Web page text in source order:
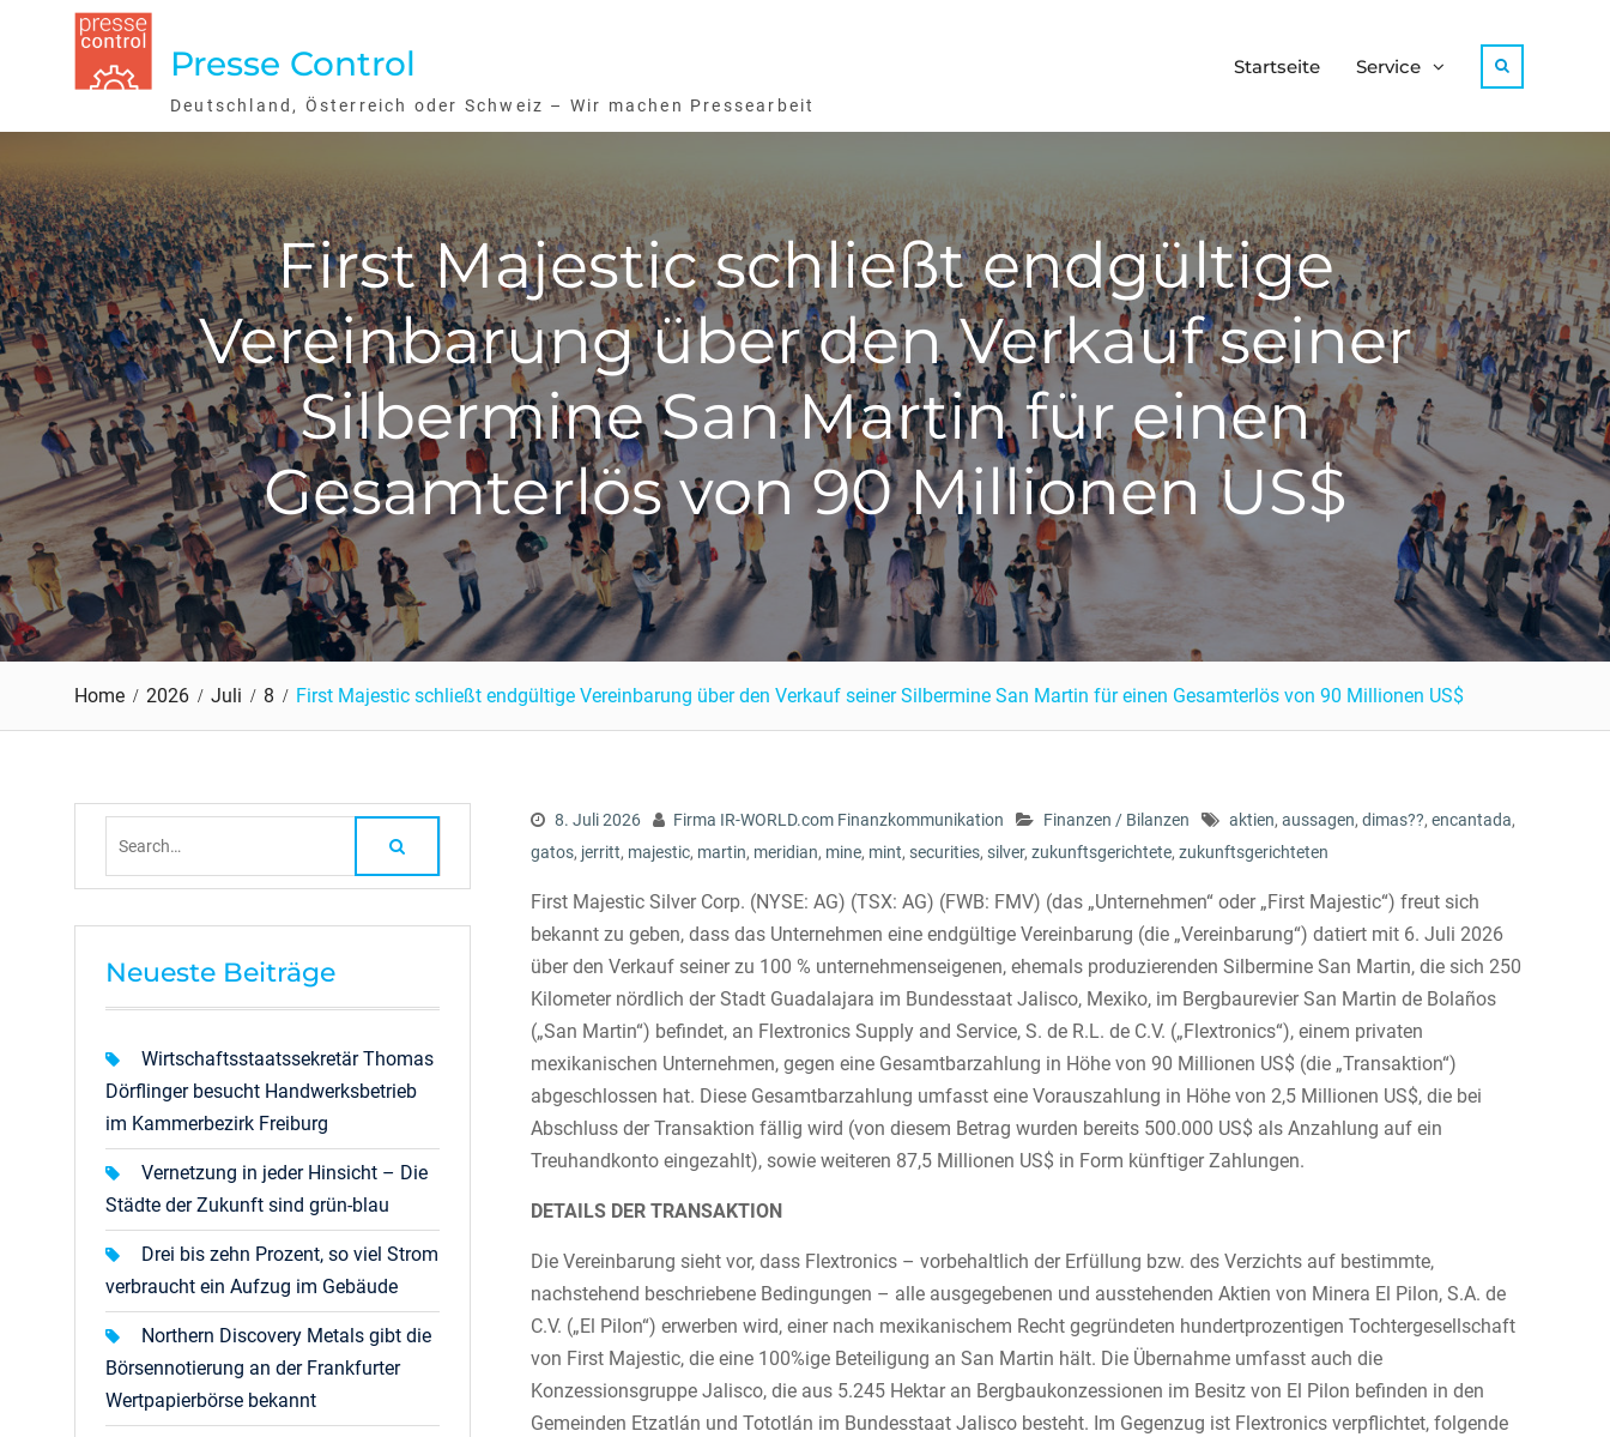
Presse Control
Deutschland, Österreich oder Schweiz – Wir machen Pressearbeit
Startseite Service
First Majestic schließt endgültige
Vereinbarung über den Verkauf seiner
Silbermine San Martin für einen
Gesamterlös von 90 Millionen US$
Home 2026 Juli 8 First Majestic schließt endgültige Vereinbarung über den Verkauf seiner Silbermine San Martin für einen Gesamterlös von 90 Millionen US$
8. Juli 2026 Firma IR-WORLD.com Finanzkommunikation Finanzen / Bilanzen aktien, aussagen, dimas??, encantada,
gatos, jerritt, majestic, martin, meridian, mine, mint, securities, silver, zukunftsgerichtete, zukunftsgerichteten
First Majestic Silver Corp. (NYSE: AG) (TSX: AG) (FWB: FMV) (das „Unternehmen“ oder „First Majestic“) freut sich
bekannt zu geben, dass das Unternehmen eine endgültige Vereinbarung (die „Vereinbarung“) datiert mit 6. Juli 2026
über den Verkauf seiner zu 100 % unternehmenseigenen, ehemals produzierenden Silbermine San Martin, die sich 250
Kilometer nördlich der Stadt Guadalajara im Bundesstaat Jalisco, Mexiko, im Bergbaurevier San Martin de Bolaños
(„San Martin“) befindet, an Flextronics Supply and Service, S. de R.L. de C.V. („Flextronics“), einem privaten
mexikanischen Unternehmen, gegen eine Gesamtbarzahlung in Höhe von 90 Millionen US$ (die „Transaktion“)
abgeschlossen hat. Diese Gesamtbarzahlung umfasst eine Vorauszahlung in Höhe von 2,5 Millionen US$, die bei
Abschluss der Transaktion fällig wird (von diesem Betrag wurden bereits 500.000 US$ als Anzahlung auf ein
Treuhandkonto eingezahlt), sowie weiteren 87,5 Millionen US$ in Form künftiger Zahlungen.
DETAILS DER TRANSAKTION
Die Vereinbarung sieht vor, dass Flextronics – vorbehaltlich der Erfüllung bzw. des Verzichts auf bestimmte,
nachstehend beschriebene Bedingungen – alle ausgegebenen und ausstehenden Aktien von Minera El Pilon, S.A. de
C.V. („El Pilon“) erwerben wird, einer nach mexikanischem Recht gegründeten hundertprozentigen Tochtergesellschaft
von First Majestic, die eine 100%ige Beteiligung an San Martin hält. Die Übernahme umfasst auch die
Konzessionsgruppe Jalisco, die aus 5.245 Hektar an Bergbaukonzessionen im Besitz von El Pilon befinden in den
Gemeinden Etzatlán und Tototlán im Bundesstaat Jalisco besteht. Im Gegenzug ist Flextronics verpflichtet, folgende
Neueste Beiträge
Wirtschaftsstaatssekretär Thomas
Dörflinger besucht Handwerksbetrieb
im Kammerbezirk Freiburg
Vernetzung in jeder Hinsicht – Die
Städte der Zukunft sind grün-blau
Drei bis zehn Prozent, so viel Strom
verbraucht ein Aufzug im Gebäude
Northern Discovery Metals gibt die
Börsennotierung an der Frankfurter
Wertpapierbörse bekannt